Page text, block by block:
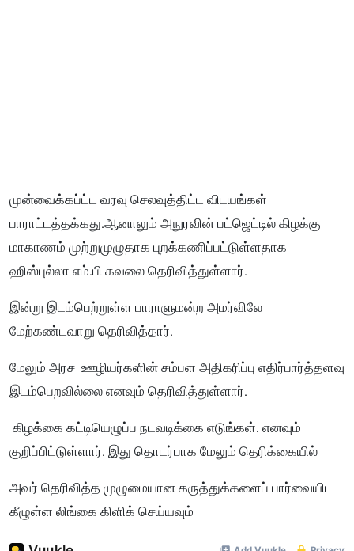
முன்வைக்கப்ட்ட வரவு செலவுத்திட்ட விடயங்கள்
பாராட்டத்தக்கது.ஆனாலும் அநுரவின் பட்ஜெட்டில் கிழக்கு
மாகாணம் முற்றுமுழுதாக புறக்கணிப்பட்டுள்ளதாக
ஹிஸ்புல்லா எம்.பி கவலை தெரிவித்துள்ளார்.
இன்று இடம்பெற்றுள்ள பாராளுமன்ற அமர்விலே
மேற்கண்டவாறு தெரிவித்தார்.
மேலும் அரச ஊழியர்களின் சம்பள அதிகரிப்பு எதிர்பார்த்தளவு
இடம்பெறவில்லை எனவும் தெரிவித்துள்ளார்.
கிழக்கை கட்டியெழுப்ப நடவடிக்கை எடுங்கள். எனவும்
குறிப்பிட்டுள்ளார். இது தொடர்பாக மேலும் தெரிக்கையில்
அவர் தெரிவித்த முழுமையான கருத்துக்களைப் பார்வையிட
கீழுள்ள லிங்கை கிளிக் செய்யவும்